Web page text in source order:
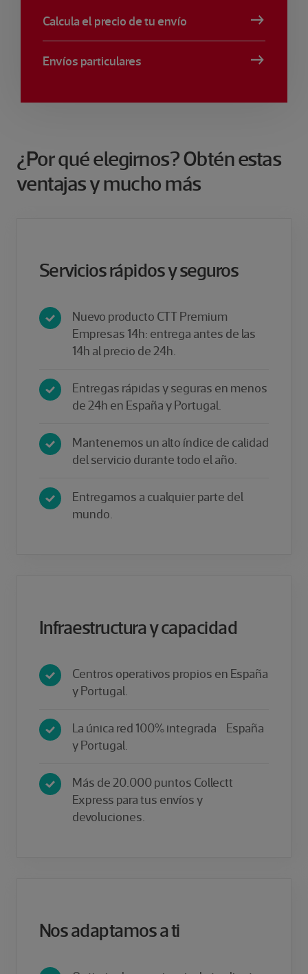
Calcula el precio de tu envío
Envíos particulares
¿Por qué elegirnos? Obtén estas
ventajas y mucho más
Servicios rápidos y seguros
Nuevo producto CTT Premium
Empresas 14h: entrega antes de las
14h al precio de 24h.
Entregas rápidas y seguras en menos
de 24h en España y Portugal.
Mantenemos un alto índice de calidad
del servicio durante todo el año.
Entregamos a cualquier parte del
mundo.
Infraestructura y capacidad
Centros operativos propios en España
y Portugal.
La única red 100% integrada España
y Portugal.
Más de 20.000 puntos Collectt
Express para tus envíos y
devoluciones.
Nos adaptamos a ti